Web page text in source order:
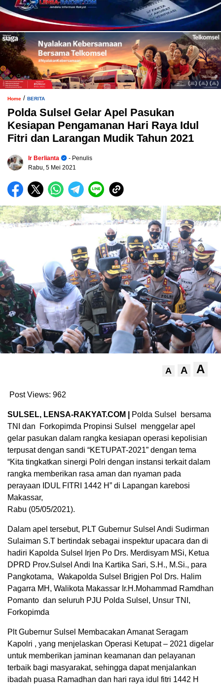
Home / BERITA
Polda Sulsel Gelar Apel Pasukan
Kesiapan Pengamanan Hari Raya Idul
Fitri dan Larangan Mudik Tahun 2021
Ir Berlianta
- Penulis
Rabu, 5 Mei 2021
A A A
Post Views: 962
SULSEL, LENSA-RAKYAT.COM |
Polda Sulsel bersama
TNI dan Forkopimda Propinsi Sulsel menggelar apel
gelar pasukan dalam rangka kesiapan operasi kepolisian
terpusat dengan sandi “KETUPAT-2021” dengan tema
“Kita tingkatkan sinergi Polri dengan instansi terkait dalam
rangka memberikan rasa aman dan nyaman pada
perayaan IDUL FITRI 1442 H” di Lapangan karebosi
Makassar,
Rabu (05/05/2021).
Dalam apel tersebut, PLT Gubernur Sulsel Andi Sudirman
Sulaiman S.T bertindak sebagai inspektur upacara dan di
hadiri Kapolda Sulsel Irjen Po Drs. Merdisyam MSi, Ketua
DPRD Prov.Sulsel Andi Ina Kartika Sari, S.H., M.Si., para
Pangkotama, Wakapolda Sulsel Brigjen Pol Drs. Halim
Pagarra MH, Walikota Makassar Ir.H.Mohammad Ramdhan
Pomanto dan seluruh PJU Polda Sulsel, Unsur TNI,
Forkopimda
Plt Gubernur Sulsel Membacakan Amanat Seragam
Kapolri , yang menjelaskan Operasi Ketupat – 2021 digelar
untuk memberikan jaminan keamanan dan pelayanan
terbaik bagi masyarakat, sehingga dapat menjalankan
ibadah puasa Ramadhan dan hari raya idul fitri 1442 H